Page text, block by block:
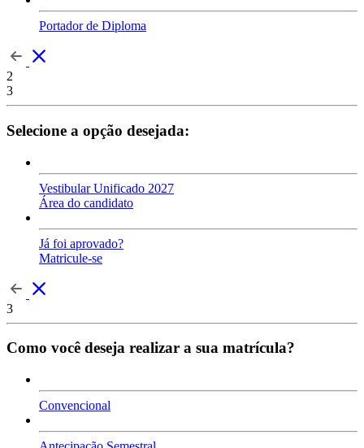
Portador de Diploma
2
3
Selecione a opção desejada:
Vestibular Unificado 2027
Área do candidato
Já foi aprovado?
Matricule-se
3
Como você deseja realizar a sua matrícula?
Convencional